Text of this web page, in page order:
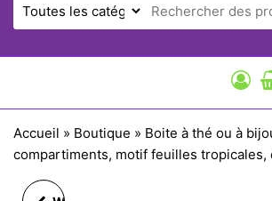
Accueil » Boutique » Boite à thé ou à
compartiments, motif feuilles tropicales,